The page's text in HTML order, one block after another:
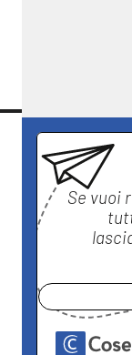
Se vuoi
lacplay.it
lactv.it
laconair.it